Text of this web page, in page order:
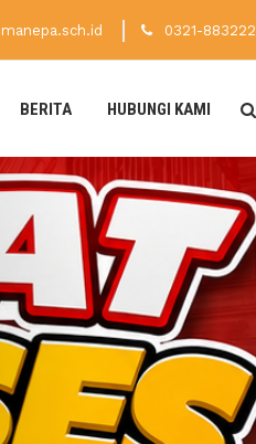
0321-883222
BERITA HUBUNGI KAMI
MPLS